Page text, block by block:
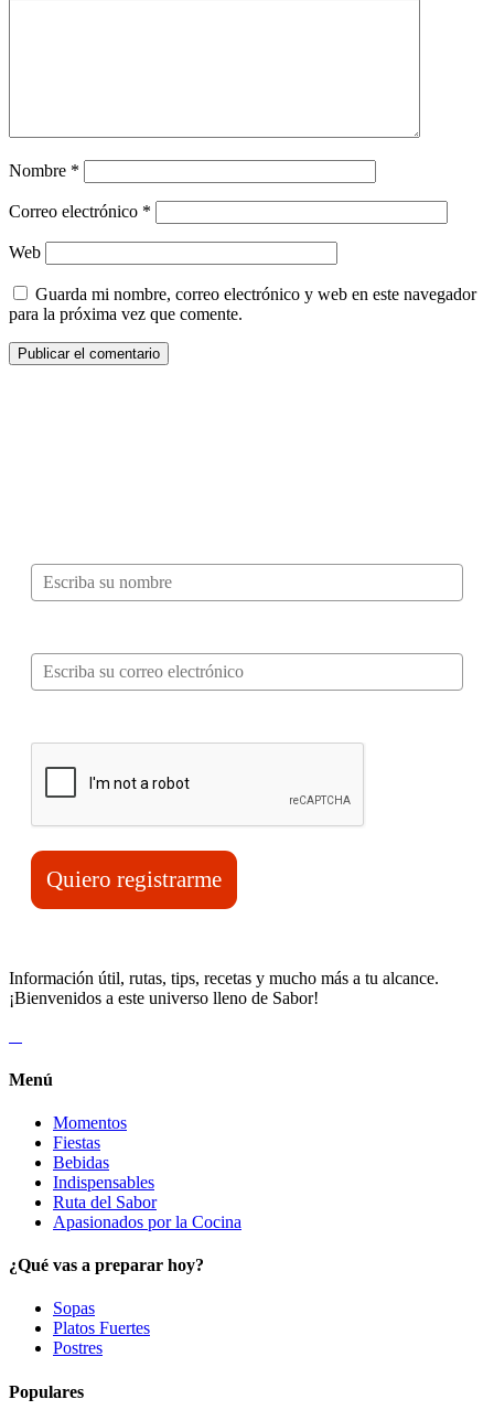
Nombre *
Correo electrónico *
Web
Guarda mi nombre, correo electrónico y web en este navegador
para la próxima vez que comente.
Quiero registrarme
Información útil, rutas, tips, recetas y mucho más a tu alcance.
¡Bienvenidos a este universo lleno de Sabor!
Menú
Momentos
Fiestas
Bebidas
Indispensables
Ruta del Sabor
Apasionados por la Cocina
¿Qué vas a preparar hoy?
Sopas
Platos Fuertes
Postres
Populares